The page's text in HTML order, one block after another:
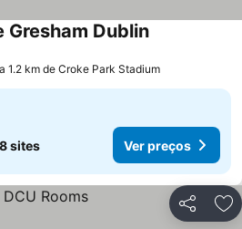
Gresham DublinVer preços
a 1.2 km de Croke Park Stadium
sites Ver preços
Partilhar